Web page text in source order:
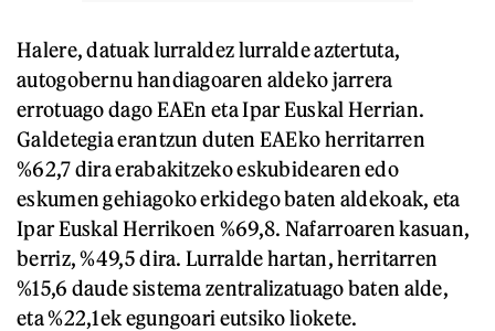
Halere, datuak lurraldez lurralde aztertuta,
autogobernu handiagoaren aldeko jarrera
errotuago dago EAEn eta Ipar Euskal Herrian.
Galdetegia erantzun duten EAEko herritarren
%62,7 dira erabakitzeko eskubidearen edo
eskumen gehiagoko erkidego baten aldekoak, eta
Ipar Euskal Herrikoen %69,8. Nafarroaren kasuan,
berriz, %49,5 dira. Lurralde hartan, herritarren
%15,6 daude sistema zentralizatuago baten alde,
eta %22,1ek egungoari eutsiko liokete.